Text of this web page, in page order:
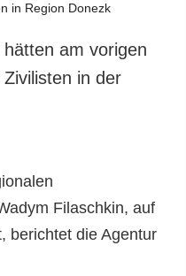
am vorigen
in der
Filaschkin, auf
berichtet die Agentur